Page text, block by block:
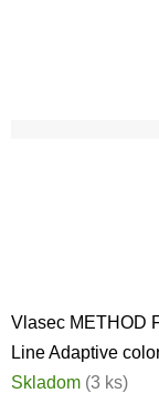
Vlasec METHOD
Line Adaptive
Skladom (3 ks)